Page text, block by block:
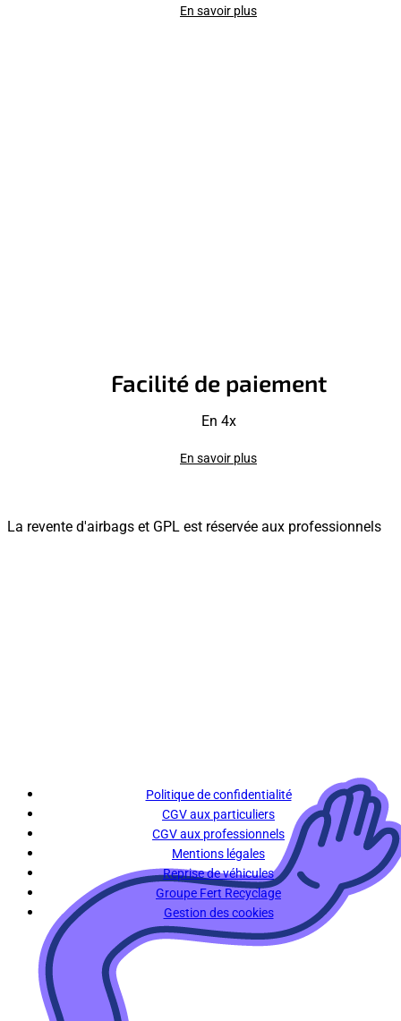
En savoir plus
Facilité de paiement
En 4x
En savoir plus
La revente d'airbags et GPL est réservée aux professionnels
Politique de confidentialité
CGV aux particuliers
CGV aux professionnels
Mentions légales
Reprise de véhicules
Groupe Fert Recyclage
Gestion des cookies